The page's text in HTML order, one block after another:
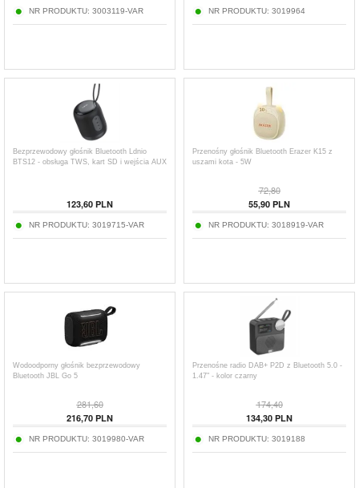
NR PRODUKTU: 3003119-VAR NR PRODUKTU: 3019964
Bezprzewodowy głośnik Bluetooth Ldnio
BTS12 - obsługa TWS, kart SD i wejścia AUX
123,60 PLN
NR PRODUKTU: 3019715-VAR
Przenośny głośnik Bluetooth Erazer K15 z
uszami kota - 5W
72,80
55,90 PLN
NR PRODUKTU: 3018919-VAR
Wodoodporny głośnik bezprzewodowy
Bluetooth JBL Go 5
281,60
216,70 PLN
NR PRODUKTU: 3019980-VAR
Przenośne radio DAB+ P2D z Bluetooth 5.0 -
1.47" - kolor czarny
174,40
134,30 PLN
NR PRODUKTU: 3019188